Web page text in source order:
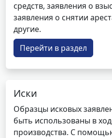
средств, заявления о
заявления о снятии
другие.
Перейти в раздел
Иски
Образцы исковых
быть использованы в
производства. С